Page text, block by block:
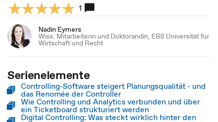
1
Nadin Eymers
Wiss. Mitarbeiterin und Doktorandin, EBS Universität für
Wirtschaft und Recht
Serienelemente
Controlling-Software steigert Planungsqualität - und
das Renomée der Controller
Wie Controlling und Analytics verbunden und über
ein Ticketboard strukturiert werden
Digital Controlling: Was steckt wirklich hinter den